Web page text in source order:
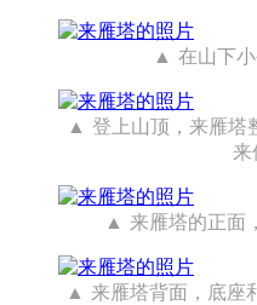
在山下
登上山顶，来雁塔
来
来雁塔的正面
来雁塔背面，底座